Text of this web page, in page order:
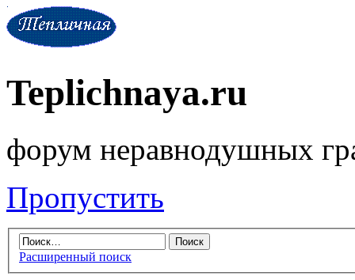
Teplichnaya.ru
форум неравнодушных
Пропустить
Расширенный поиск